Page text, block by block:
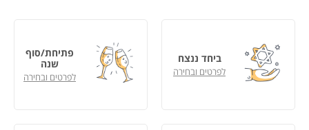
ביחד ננצח
לפרטים ובחירה
פתיחת/סוף
שנה
לפרטים ובחירה